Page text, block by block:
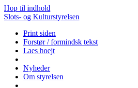
Hop til indhold
Slots- og Kulturstyrelsen
Print siden
Forstør / formindsk tekst
Laes hoejt
Nyheder
Om styrelsen